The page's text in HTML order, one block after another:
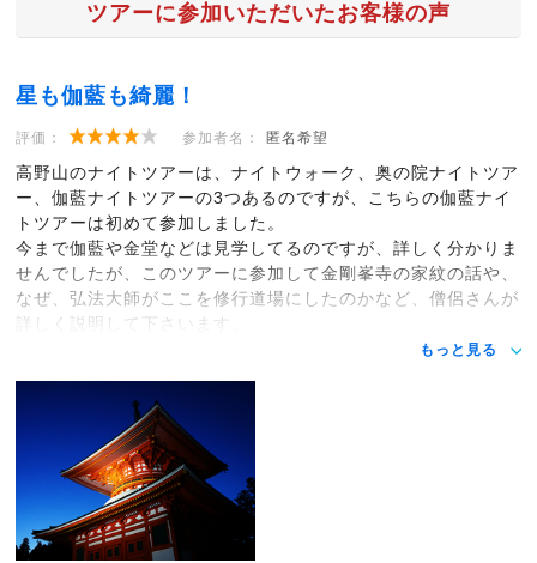
ツアーに参加いただいたお客様の声
星も伽藍も綺麗！
評価： 参加者名： 匿名希望
高野山のナイトツアーは、ナイトウォーク、奥の院ナイトツア
ー、伽藍ナイトツアーの3つあるのですが、こちらの伽藍ナイ
トツアーは初めて参加しました。
今まで伽藍や金堂などは見学してるのですが、詳しく分かりま
せんでしたが、このツアーに参加して金剛峯寺の家紋の話や、
なぜ、弘法大師がここを修行道場にしたのかなど、僧侶さんが
詳しく説明して下さいます。
もっと見る